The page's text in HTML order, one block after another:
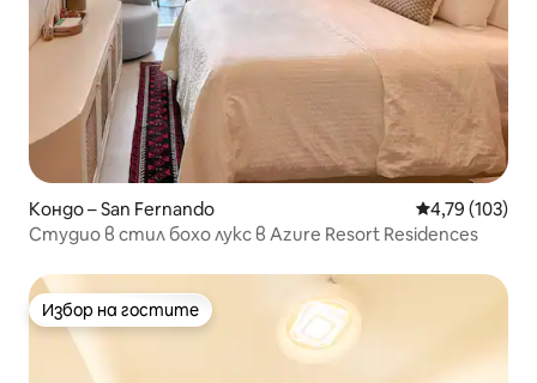
Кондо – San Fernando Средна
4,79 (103)
Студио в стил бохо лукс в Azure Resort Residences
Избор на гостите
Избор на гостите